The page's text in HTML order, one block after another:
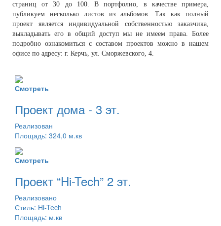
страниц от 30 до 100. В портфолио, в качестве примера,
публикуем несколько листов из альбомов. Так как полный
проект является индивидуальной собственностью заказчика,
выкладывать его в общий доступ мы не имеем права. Более
подробно ознакомиться с составом проектов можно в нашем
офисе по адресу: г. Керчь, ул. Сморжевского, 4.
Смотреть
Проект дома - 3 эт.
Реализован
Площадь: 324,0 м.кв
Смотреть
Проект “Hi-Tech” 2 эт.
Реализовано
Стиль: Hi-Tech
Площадь: м.кв